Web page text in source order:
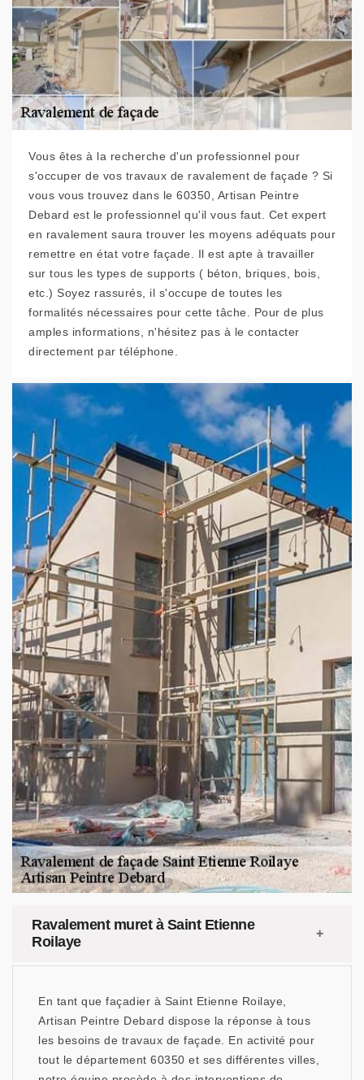
Vous êtes à la recherche d'un professionnel pour
s'occuper de vos travaux de ravalement de façade ? Si
vous vous trouvez dans le 60350, Artisan Peintre
Debard est le professionnel qu'il vous faut. Cet expert
en ravalement saura trouver les moyens adéquats pour
remettre en état votre façade. Il est apte à travailler
sur tous les types de supports ( béton, briques, bois,
etc.) Soyez rassurés, il s'occupe de toutes les
formalités nécessaires pour cette tâche. Pour de plus
amples informations, n'hésitez pas à le contacter
directement par téléphone.
Ravalement muret à Saint Etienne
Roilaye
En tant que façadier à Saint Etienne Roilaye,
Artisan Peintre Debard dispose la réponse à tous
les besoins de travaux de façade. En activité pour
tout le département 60350 et ses différentes villes,